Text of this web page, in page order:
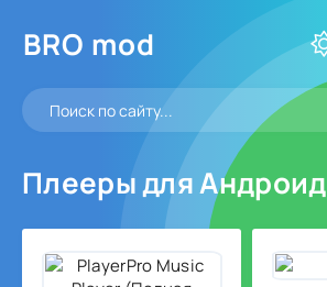
BRO mod
Плееры для Андроид